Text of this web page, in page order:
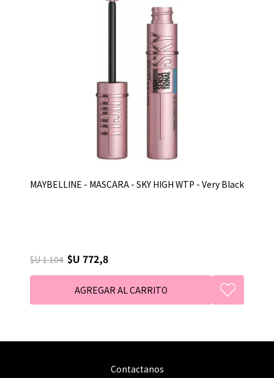
MAYBELLINE - MASCARA - SKY HIGH WTP - Very Black
$U 1.104 $U 772,8
Contactanos